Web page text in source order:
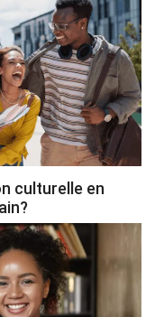
culturelle en